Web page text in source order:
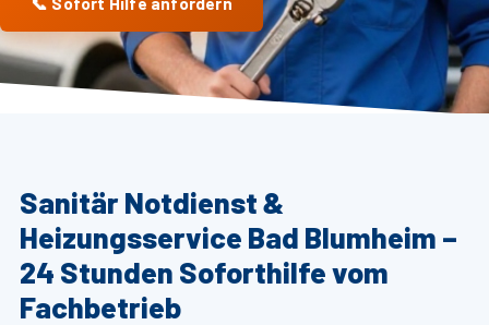
Sanitär Notdienst &
Heizungsservice Bad Blumheim –
24 Stunden Soforthilfe vom
Fachbetrieb